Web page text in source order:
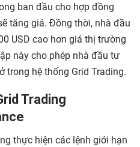
ban đầu cho hợp đồng
tăng giá. Đồng thời, nhà đầu
USD cao hơn giá thị trường
này cho phép nhà đầu tư
trong hệ thống Grid Trading.
Trading
thực hiện các lệnh giới hạn